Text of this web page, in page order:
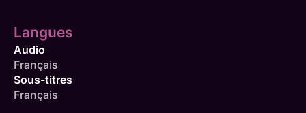
Langues
Audio
Français
Sous-titres
Français